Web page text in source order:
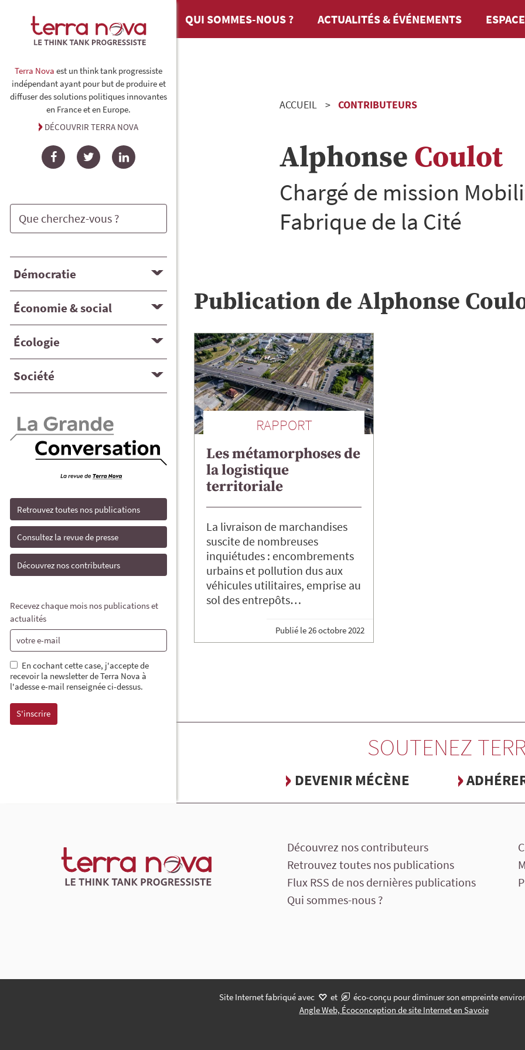
Terra Nova est un think tank progressiste
indépendant ayant pour but de produire et
diffuser des solutions politiques innovantes
en France et en Europe.
DÉCOUVRIR TERRA NOVA
FacebookTwitterLinkedIn
Démocratie
Économie & social
Écologie
Société
Retrouvez toutes nos publications
Consultez la revue de presse
Découvrez nos contributeurs
Recevez chaque mois nos publications et
actualités
En cochant cette case, j'accepte de
recevoir la newsletter de Terra Nova à
l'adesse e-mail renseignée ci-dessus.
QUI SOMMES-NOUS ? ACTUALITÉS & ÉVÉNEMENTS
ACCUEIL CONTRIBUTEURS
Alphonse Coulot
Chargé de mission
Fabrique de la Cité
Publication de Alphonse
RAPPORT
Les métamorphoses de
la logistique
territoriale
La livraison de marchandises
suscite de nombreuses
inquiétudes : encombrements
urbains et pollution dus aux
véhicules utilitaires, emprise au
sol des entrepôts…
Publié le26 octobre 2022
SOUTENEZ
DEVENIR MÉCÈNE
Découvrez nos contributeurs
Retrouvez toutes nos publications
Flux RSS de nos dernières publications
Qui sommes-nous ?
Site Internet fabriqué avec et
éco-conçu pour diminuer son empreinte
Angle Web, Écoconception de site Internet en Savoie